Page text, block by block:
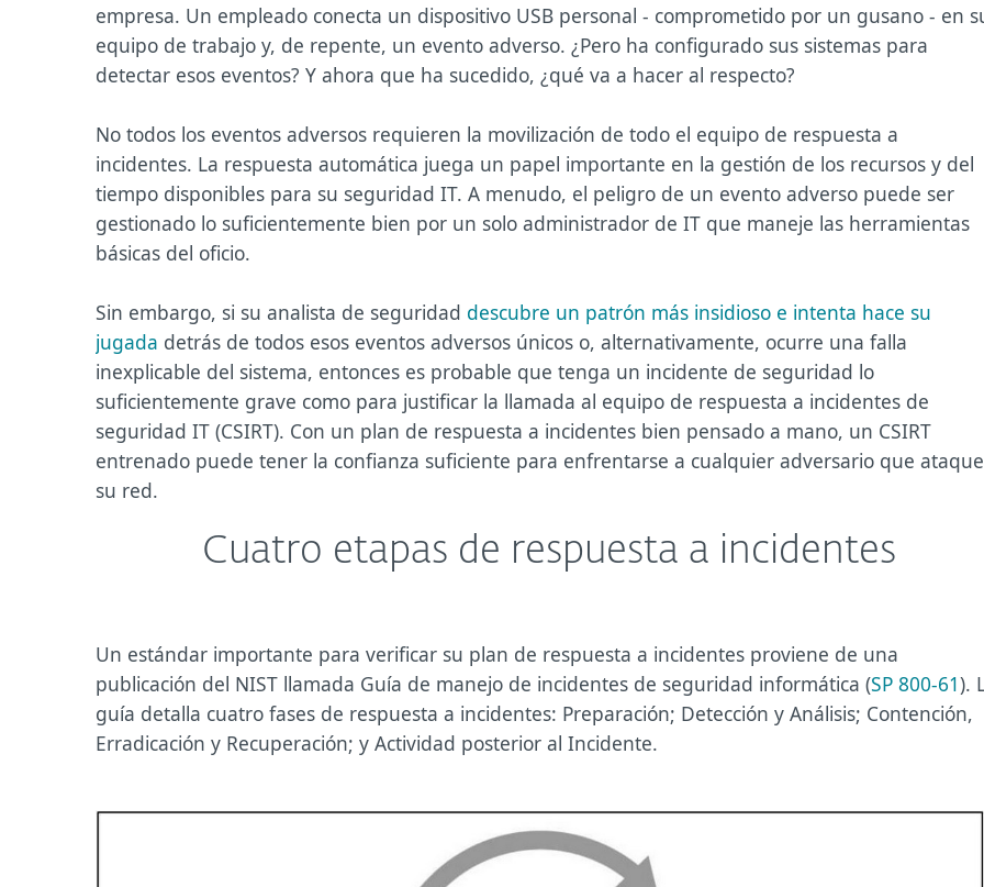
empresa. Un empleado conecta un dispositivo USB personal - comprometido por un gusano - en
equipo de trabajo y, de repente, un evento adverso. ¿Pero ha configurado sus sistemas para
detectar esos eventos? Y ahora que ha sucedido, ¿qué va a hacer al respecto?
No todos los eventos adversos requieren la movilización de todo el equipo de respuesta a
incidentes. La respuesta automática juega un papel importante en la gestión de los recursos y del
tiempo disponibles para su seguridad IT. A menudo, el peligro de un evento adverso puede ser
gestionado lo suficientemente bien por un solo administrador de IT que maneje las herramientas
básicas del oficio.
Sin embargo, si su analista de seguridad descubre un patrón más insidioso e intenta hace su
jugada detrás de todos esos eventos adversos únicos o, alternativamente, ocurre una falla
inexplicable del sistema, entonces es probable que tenga un incidente de seguridad lo
suficientemente grave como para justificar la llamada al equipo de respuesta a incidentes de
seguridad IT (CSIRT). Con un plan de respuesta a incidentes bien pensado a mano, un CSIRT
entrenado puede tener la confianza suficiente para enfrentarse a cualquier adversario que ataque
su red.
Cuatro etapas de respuesta a incidentes
Un estándar importante para verificar su plan de respuesta a incidentes proviene de una
publicación del NIST llamada Guía de manejo de incidentes de seguridad informática (SP 800-61).
guía detalla cuatro fases de respuesta a incidentes: Preparación; Detección y Análisis; Contención,
Erradicación y Recuperación; y Actividad posterior al Incidente.